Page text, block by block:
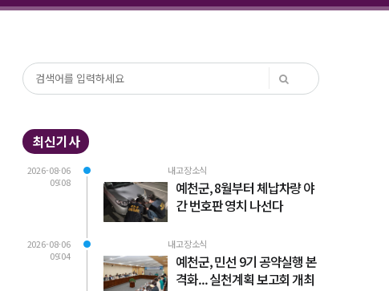
최신기사
2026-08-06
09:08
내고장소식
예천군, 8월부터 체납차량 야
간 번호판 영치 나선다
2026-08-06
09:04
내고장소식
예천군, 민선 9기 공약실행 본
격화... 실천계획 보고회 개최